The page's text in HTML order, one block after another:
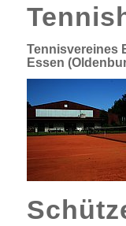
Tennisvereines
Essen